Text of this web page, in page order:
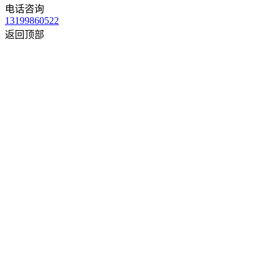
电话咨询
13199860522
返回顶部